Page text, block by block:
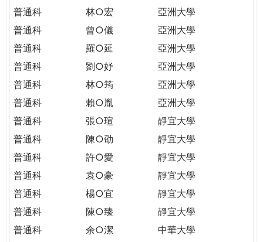
普通科
林○宏
亞洲大學
普通科
曾○儀
亞洲大學
普通科
羅○延
亞洲大學
普通科
劉○妤
亞洲大學
普通科
林○筠
亞洲大學
普通科
賴○胤
亞洲大學
普通科
張○瑄
靜宜大學
普通科
陳○劭
靜宜大學
普通科
許○愛
靜宜大學
普通科
袁○豪
靜宜大學
普通科
楊○宜
靜宜大學
普通科
陳○臻
靜宜大學
普通科
余○潔
中華大學